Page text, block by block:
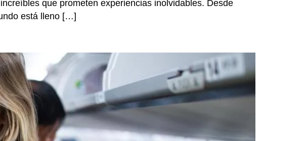
que prometen experiencias inolvidables. Desde
está lleno […]